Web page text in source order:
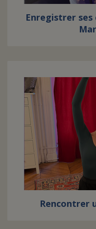
Enregistrer ses
Rencontrer